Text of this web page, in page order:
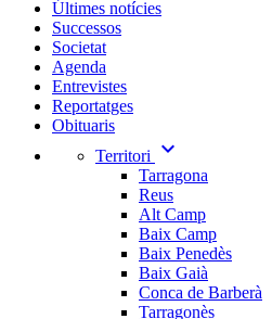
Últimes notícies
Successos
Societat
Agenda
Entrevistes
Reportatges
Obituaris
Territori
expand_more
Tarragona
Reus
Alt Camp
Baix Camp
Baix Penedès
Baix Gaià
Conca de Barberà
Tarragonès